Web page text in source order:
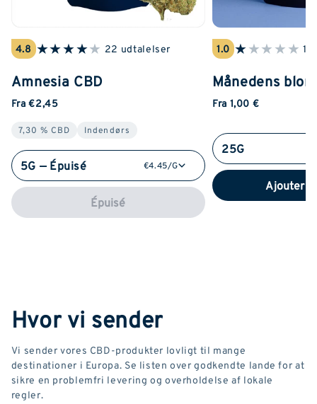
4.8 ★★★★★ 22 udtalelser
Amnesia CBD
Fra €2,45
7,30 % CBD Indendørs
5G — Épuisé €4.45/G
Épuisé
1.0 ★★★★★ 1
Månedens
Fra 1,00 €
25G
Ajouter
Hvor vi sender
Vi sender vores CBD-produkter lovligt til mange
destinationer i Europa. Se listen over godkendte lande for at
sikre en problemfri levering og overholdelse af lokale
regler.